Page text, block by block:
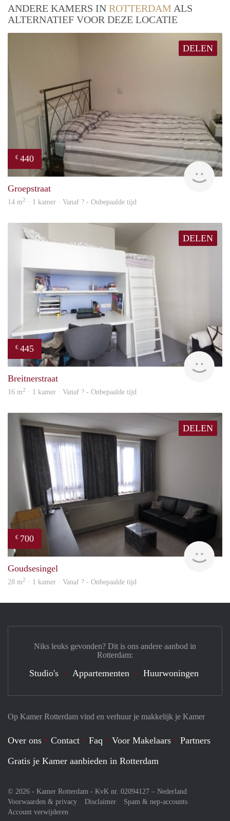
ANDERE KAMERS IN ROTTERDAM ALS
ALTERNATIEF VOOR DEZE LOCATIE
DELEN
€ 440
rent
Groepstraat
14 m2 · 1 kamer · Vanaf ? - Onbepaalde tijd
DELEN
€ 445
Breitnerstraat
16 m2 · 1 kamer · Vanaf ? - Onbepaalde tijd
DELEN
€ 700
Goudsesingel
28 m2 · 1 kamer · Vanaf ? - Onbepaalde tijd
Op Kamer Rotterdam vind en verhuur je makkelijk je Kamer
Over ons Contact Faq Voor Makelaars
Partners
Gratis je Kamer aanbieden in Rotterdam
© 2026 - Kamer Rotterdam - KvK nr. 02094127 – Nederland
Voorwaarden & privacy
Disclaimer
Spam & nep-accounts
Account verwijderen
Niks leuks gevonden? Dit is ons andere aanbod in
Rotterdam:
Studio's Appartementen Huurwoningen